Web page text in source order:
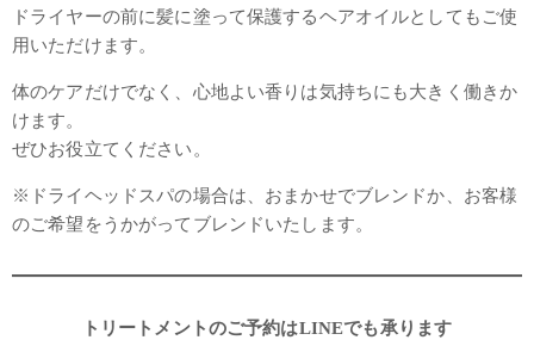
ドライヤーの前に髪に塗って保護するヘアオイルとしてもご使
用いただけます。
体のケアだけでなく、心地よい香りは気持ちにも大きく働きか
けます。
ぜひお役立てください。
※ドライヘッドスパの場合は、おまかせでブレンドか、お客様
のご希望をうかがってブレンドいたします。
トリートメントのご予約はLINEでも承ります